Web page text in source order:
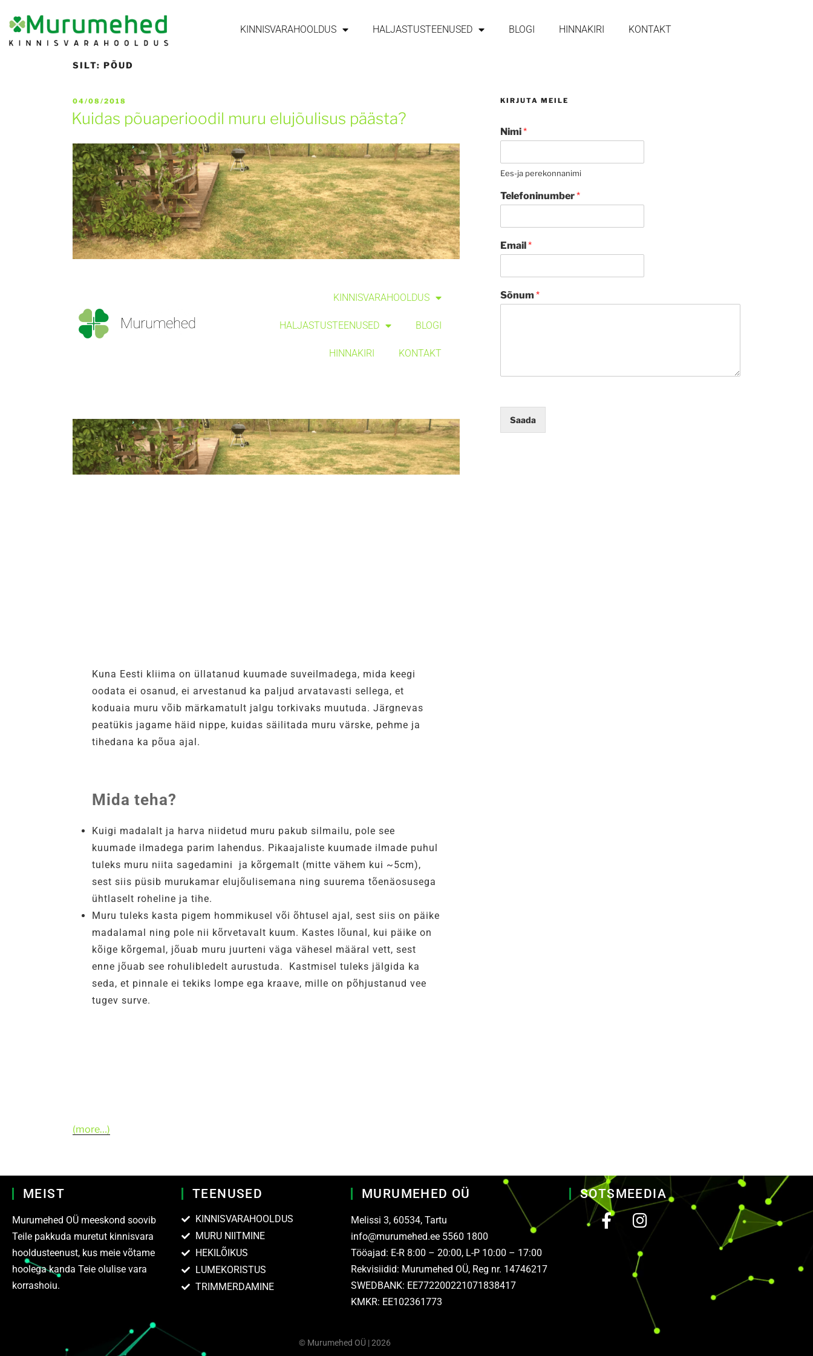
KINNISVARAHOOLDUS HALJASTUSTEENUSED BLOGI HINNAKIRI KONTAKT
SILT: PÕUD
04/08/2018
Kuidas põuaperioodil muru elujõulisus päästa?
KINNISVARAHOOLDUS
HALJASTUSTEENUSED BLOGI
HINNAKIRI KONTAKT
Kuna Eesti kliima on üllatanud kuumade suveilmadega, mida keegi
oodata ei osanud, ei arvestanud ka paljud arvatavasti sellega, et
koduaia muru võib märkamatult jalgu torkivaks muutuda. Järgnevas
peatükis jagame häid nippe, kuidas säilitada muru värske, pehme ja
tihedana ka põua ajal.
Mida teha?
Kuigi madalalt ja harva niidetud muru pakub silmailu, pole see
kuumade ilmadega parim lahendus. Pikaajaliste kuumade ilmade puhul
tuleks muru niita sagedamini ja kõrgemalt (mitte vähem kui ~5cm),
sest siis püsib murukamar elujõulisemana ning suurema tõenäosusega
ühtlaselt roheline ja tihe.
Muru tuleks kasta pigem hommikusel või õhtusel ajal, sest siis on päike
madalamal ning pole nii kõrvetavalt kuum. Kastes lõunal, kui päike on
kõige kõrgemal, jõuab muru juurteni väga vähesel määral vett, sest
enne jõuab see rohulibledelt aurustuda. Kastmisel tuleks jälgida ka
seda, et pinnale ei tekiks lompe ega kraave, mille on põhjustanud vee
tugev surve.
(more…)
KIRJUTA MEILE
Nimi*
Ees-ja perekonnanimi
Telefoninumber*
Email *
Sõnum *
Saada
MEIST
Murumehed OÜ meeskond soovib
Teile pakkuda muretut kinnisvara
hooldusteenust, kus meie võtame
hoolega kanda Teie olulise vara
korrashoiu.
TEENUSED
KINNISVARAHOOLDUS
MURU NIITMINE
HEKILÕIKUS
LUMEKORISTUS
TRIMMERDAMINE
MURUMEHED OÜ
Melissi 3, 60534, Tartu
info@murumehed.ee 5560 1800
Tööajad: E-R 8:00 – 20:00, L-P 10:00 – 17:00
Rekvisiidid: Murumehed OÜ, Reg nr. 14746217
SWEDBANK: EE772200221071838417
KMKR: EE102361773
SOTSMEEDIA
© Murumehed OÜ | 2026